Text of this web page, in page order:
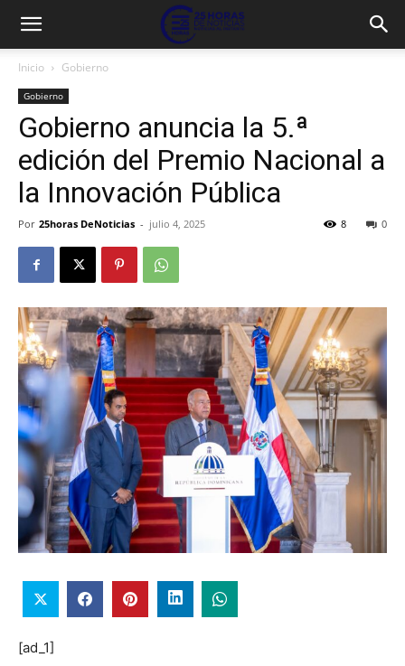
Inicio Gobierno
Gobierno
Gobierno anuncia la 5.ª
edición del Premio Nacional a
la Innovación Pública
Por 25horas DeNoticias - julio 4, 2025 0
8
[ad_1]